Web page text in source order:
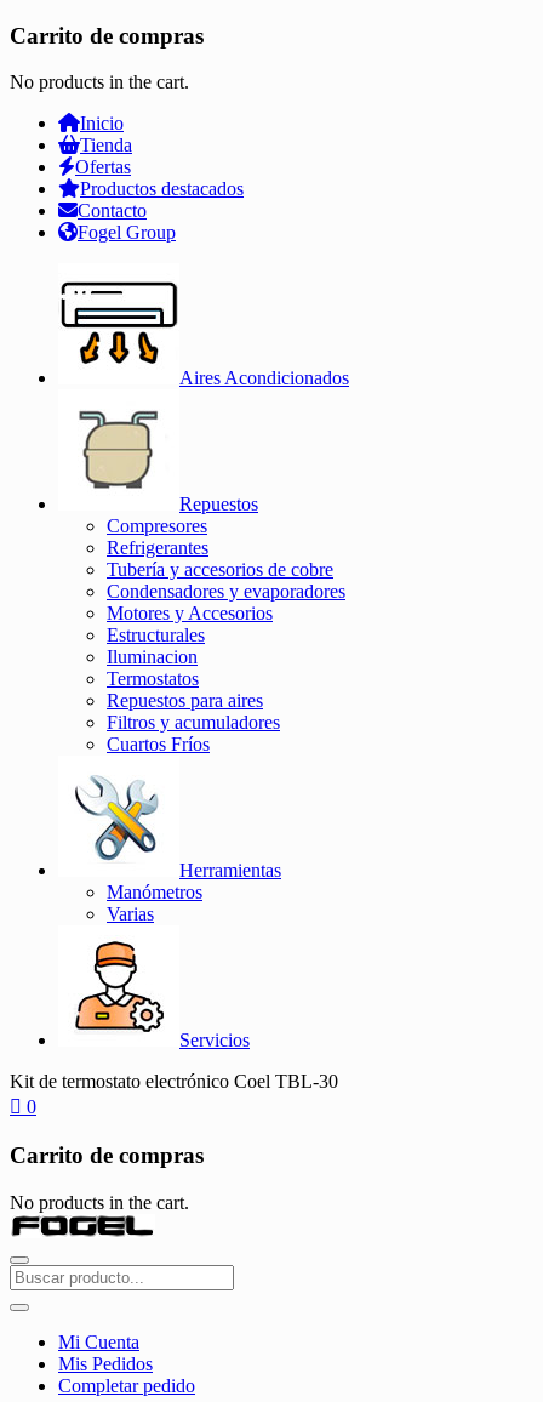
Carrito de compras
No products in the cart.
Inicio
Tienda
Ofertas
Productos destacados
Contacto
Fogel Group
Aires Acondicionados
Repuestos
Compresores
Refrigerantes
Tubería y accesorios de cobre
Condensadores y evaporadores
Motores y Accesorios
Estructurales
Iluminacion
Termostatos
Repuestos para aires
Filtros y acumuladores
Cuartos Fríos
Herramientas
Manómetros
Varias
Servicios
Kit de termostato electrónico Coel TBL-30
0
Carrito de compras
No products in the cart.
Mi Cuenta
Mis Pedidos
Completar pedido